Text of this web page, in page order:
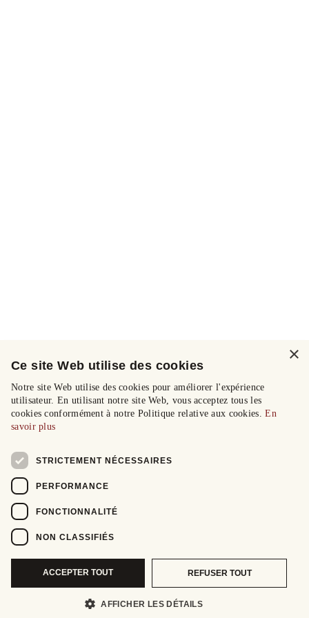
×
Ce site Web utilise des cookies
Notre site Web utilise des cookies pour améliorer l'expérience
utilisateur. En utilisant notre site Web, vous acceptez tous les
cookies conformément à notre Politique relative aux cookies.En
savoir plus
STRICTEMENT NÉCESSAIRES
PERFORMANCE
FONCTIONNALITÉ
NON CLASSIFIÉS
ACCEPTER TOUT REFUSER TOUT
AFFICHER LES DÉTAILS